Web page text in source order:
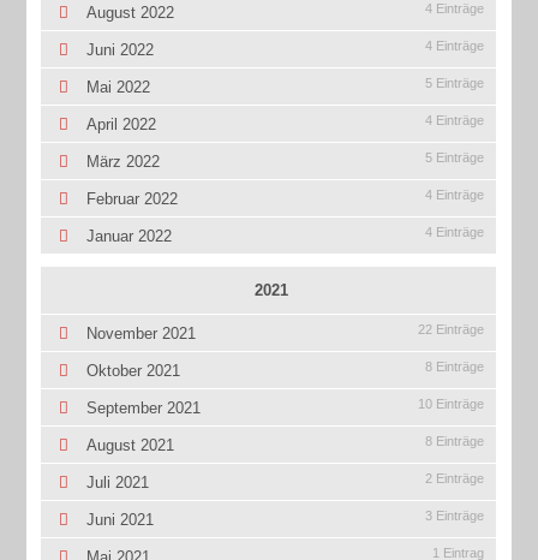
August 2022 4 Einträge
Juni 2022 4 Einträge
Mai 2022 5 Einträge
April 2022 4 Einträge
März 2022 5 Einträge
Februar 2022 4 Einträge
Januar 2022 4 Einträge
2021
November 2021 22 Einträge
Oktober 2021 8 Einträge
September 2021 10 Einträge
August 2021 8 Einträge
Juli 2021 2 Einträge
Juni 2021 3 Einträge
1 Eintrag